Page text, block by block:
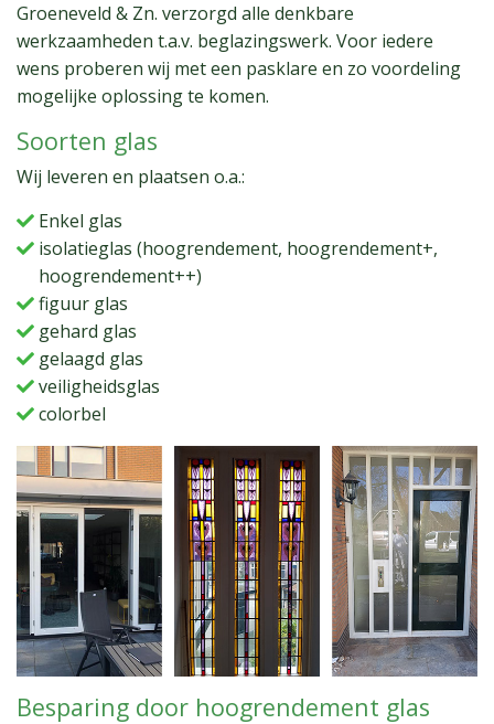
Groeneveld & Zn. verzorgd alle denkbare
werkzaamheden t.a.v. beglazingswerk. Voor iedere
wens proberen wij met een pasklare en zo voordeling
mogelijke oplossing te komen.
Soorten glas
Wij leveren en plaatsen o.a.:
Enkel glas
isolatieglas (hoogrendement, hoogrendement+,
hoogrendement++)
figuur glas
gehard glas
gelaagd glas
veiligheidsglas
colorbel
Besparing door hoogrendement glas